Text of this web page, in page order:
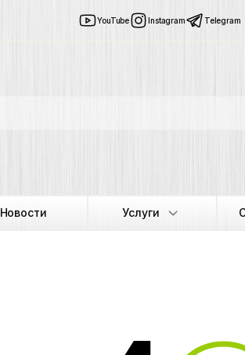
YouTube Instagram Telegram
Новости Услуги